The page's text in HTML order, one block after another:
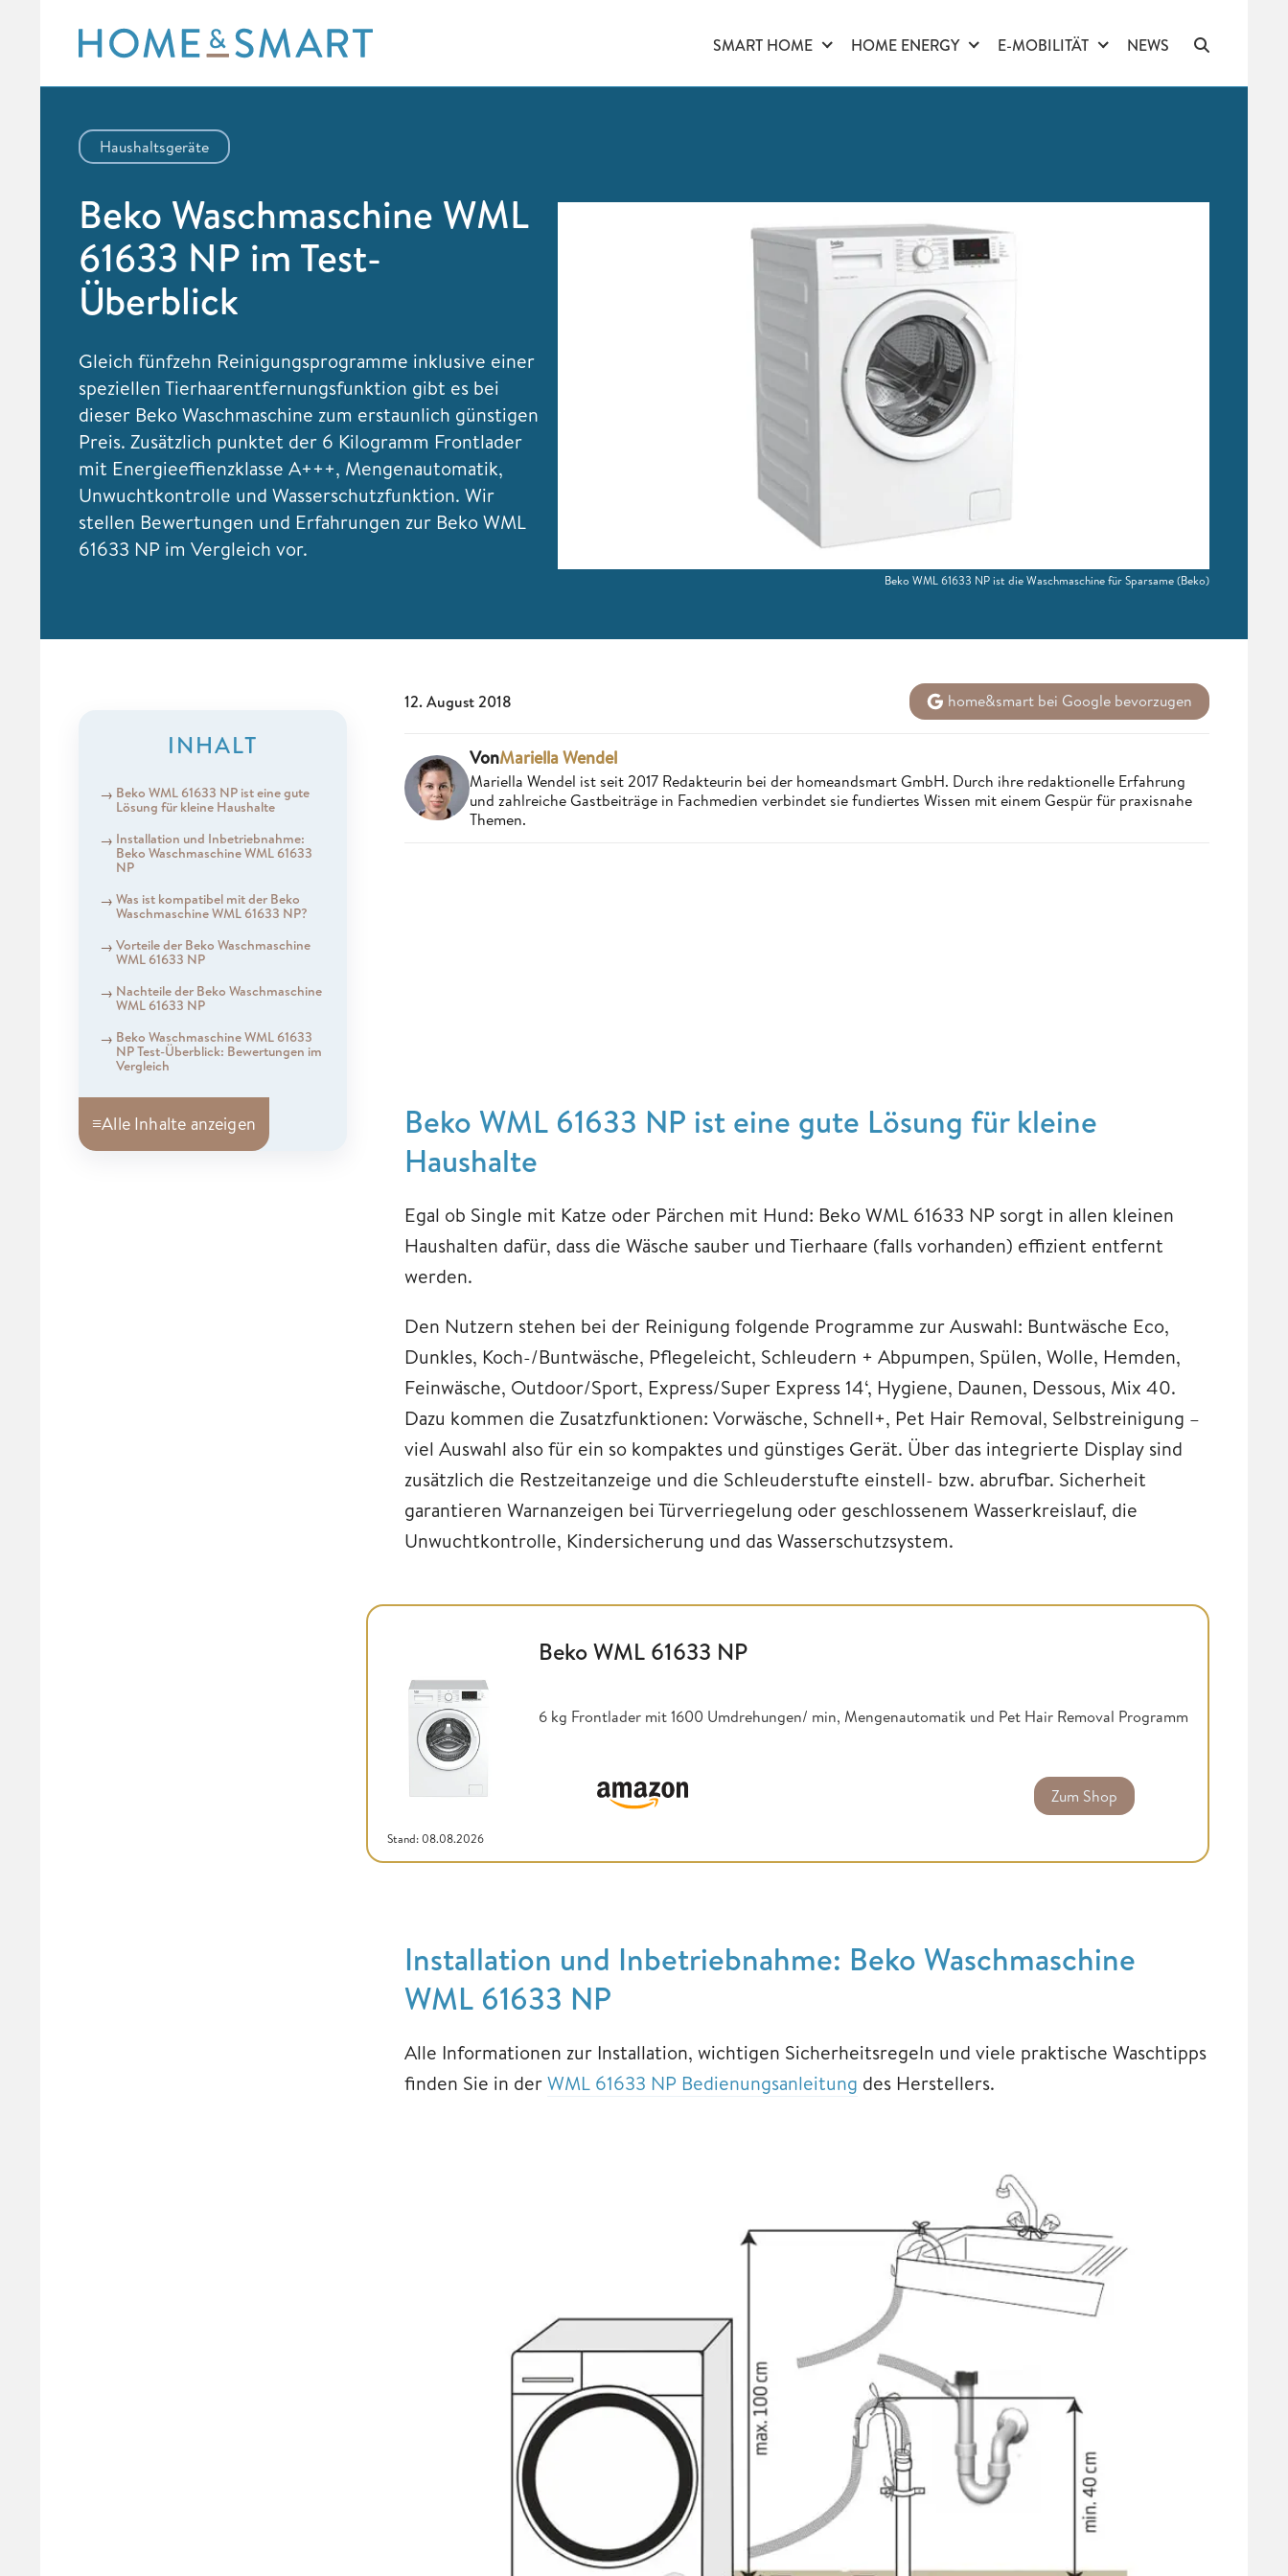
content
SMART HOME HOME ENERGY E-MOBILITÄT NEWS
Haushaltsgeräte
Beko Waschmaschine WML
61633 NP im Test-
Überblick
Gleich fünfzehn Reinigungsprogramme inklusive einer
speziellen Tierhaarentfernungsfunktion gibt es bei
dieser Beko Waschmaschine zum erstaunlich günstigen
Preis. Zusätzlich punktet der 6 Kilogramm Frontlader
mit Energieeffienzklasse A+++, Mengenautomatik,
Unwuchtkontrolle und Wasserschutzfunktion. Wir
stellen Bewertungen und Erfahrungen zur Beko WML
61633 NP im Vergleich vor.
Beko WML 61633 NP ist die Waschmaschine für Sparsame(Beko)
INHALT
Beko WML 61633 NP ist eine gute
Lösung für kleine Haushalte
Installation und Inbetriebnahme:
Beko Waschmaschine WML 61633
NP
Was ist kompatibel mit der Beko
Waschmaschine WML 61633 NP?
Vorteile der Beko Waschmaschine
WML 61633 NP
Nachteile der Beko Waschmaschine
WML 61633 NP
Beko Waschmaschine WML 61633
NP Test-Überblick: Bewertungen im
Vergleich
≡Alle Inhalte anzeigen
12. August 2018 home&smart bei Google bevorzugen
VonMariella Wendel
Mariella Wendel ist seit 2017 Redakteurin bei der homeandsmart GmbH. Durch ihre redaktionelle Erfahrung
und zahlreiche Gastbeiträge in Fachmedien verbindet sie fundiertes Wissen mit einem Gespür für praxisnahe
Themen.
Beko WML 61633 NP ist eine gute Lösung für kleine
Haushalte
Egal ob Single mit Katze oder Pärchen mit Hund: Beko WML 61633 NP sorgt in allen kleinen
Haushalten dafür, dass die Wäsche sauber und Tierhaare (falls vorhanden) effizient entfernt
werden.
Den Nutzern stehen bei der Reinigung folgende Programme zur Auswahl: Buntwäsche Eco,
Dunkles, Koch-/Buntwäsche, Pflegeleicht, Schleudern + Abpumpen, Spülen, Wolle, Hemden,
Feinwäsche, Outdoor/Sport, Express/Super Express 14‘, Hygiene, Daunen, Dessous, Mix 40.
Dazu kommen die Zusatzfunktionen: Vorwäsche, Schnell+, Pet Hair Removal, Selbstreinigung –
viel Auswahl also für ein so kompaktes und günstiges Gerät. Über das integrierte Display sind
zusätzlich die Restzeitanzeige und die Schleuderstufte einstell- bzw. abrufbar. Sicherheit
garantieren Warnanzeigen bei Türverriegelung oder geschlossenem Wasserkreislauf, die
Unwuchtkontrolle, Kindersicherung und das Wasserschutzsystem.
Stand: 08.08.2026
Beko WML 61633 NP
6 kg Frontlader mit 1600 Umdrehungen/ min, Mengenautomatik und Pet Hair Removal Programm
Zum Shop
Installation und Inbetriebnahme: Beko Waschmaschine
WML 61633 NP
Alle Informationen zur Installation, wichtigen Sicherheitsregeln und viele praktische Waschtipps
finden Sie in derWML 61633 NP Bedienungsanleitung des Herstellers.